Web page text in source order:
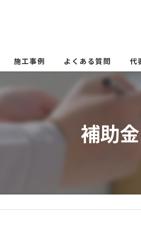
施工事例 よくある質問 代
補助金